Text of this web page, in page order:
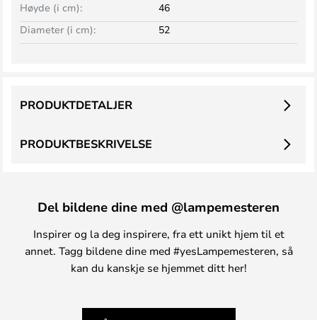
Høyde (i cm):
46
Diameter (i cm):
52
PRODUKTBESKRIVELSE
PRODUKTDETALJER
Del bildene dine med @lampemesteren
Inspirer og la deg inspirere, fra ett unikt hjem til et
annet. Tagg bildene dine med #yesLampemesteren, så
kan du kanskje se hjemmet ditt her!